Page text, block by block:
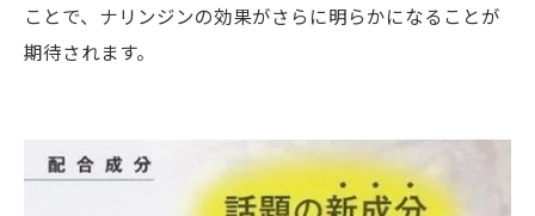
ことで、ナリンジンの効果がさらに明らかになることが
期待されます。